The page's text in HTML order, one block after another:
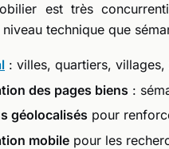
est très
technique que
: villes, quartiers, villages,
des pages biens :
géolocalisés pour
mobile pour les